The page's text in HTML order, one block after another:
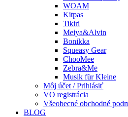
WOAM
Kitpas
Tikiri
Meiya&Alvin
Bonikka
Squeasy Gear
ChooMee
Zebra&Me
Musik für Kleine
Môj účet / Prihlásiť
VO registrácia
Všeobecné obchodné
BLOG